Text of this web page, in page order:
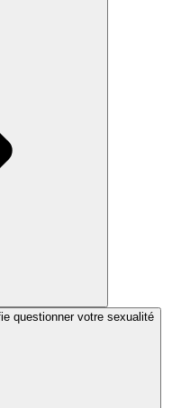
questionner votre sexualité